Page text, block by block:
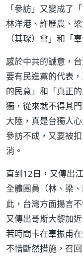
「參訪」又變成了
林洋港、許歷農、
（其琛）會」和「
感於中共的誠意，
要有民進黨的代表
的民意」和「真正
獨，從來就不得其
大陸，真是台獨人
參訪不成，又要被
消。
直到12日，又傳出
全體團員（林、梁
此，台灣方面揚言
又傳出哥斯大黎加
若時間卡在辜振甫
不惜斷然措施，召